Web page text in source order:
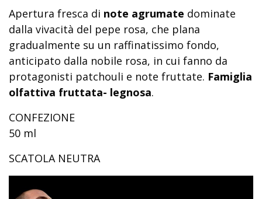
Apertura fresca di note agrumate dominate
dalla vivacità del pepe rosa, che plana
gradualmente su un raffinatissimo fondo,
anticipato dalla nobile rosa, in cui fanno da
protagonisti patchouli e note fruttate. Famiglia
olfattiva fruttata- legnosa.
CONFEZIONE
50 ml
SCATOLA NEUTRA